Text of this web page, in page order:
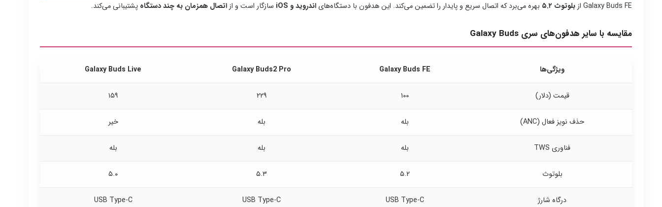
Galaxy Buds FE از بلوتوث ۵.۲ بهره می‌برد که اتصال سریع و پایدار را تضمین می‌کند. این هدفون با دستگاه‌های اندروید و iOS سازگار است و ازاتصال همزمان به چند دستگاه پشتیبانی می‌کند.
مقایسه با سایر هدفون‌های سری Galaxy Buds
ویژگی‌ها Galaxy Buds FE
Galaxy Buds2 Pro
Galaxy Buds Live
قیمت (دلار) ۱۰۰ ۲۲۹ ۱۵۹
حذف نویز فعال (ANC) بله بله خیر
فناوری TWS بله بله بله
بلوتوث ۵.۲ ۵.۳ ۵.۰
درگاه شارژ USB Type-C
USB Type-C
USB Type-C